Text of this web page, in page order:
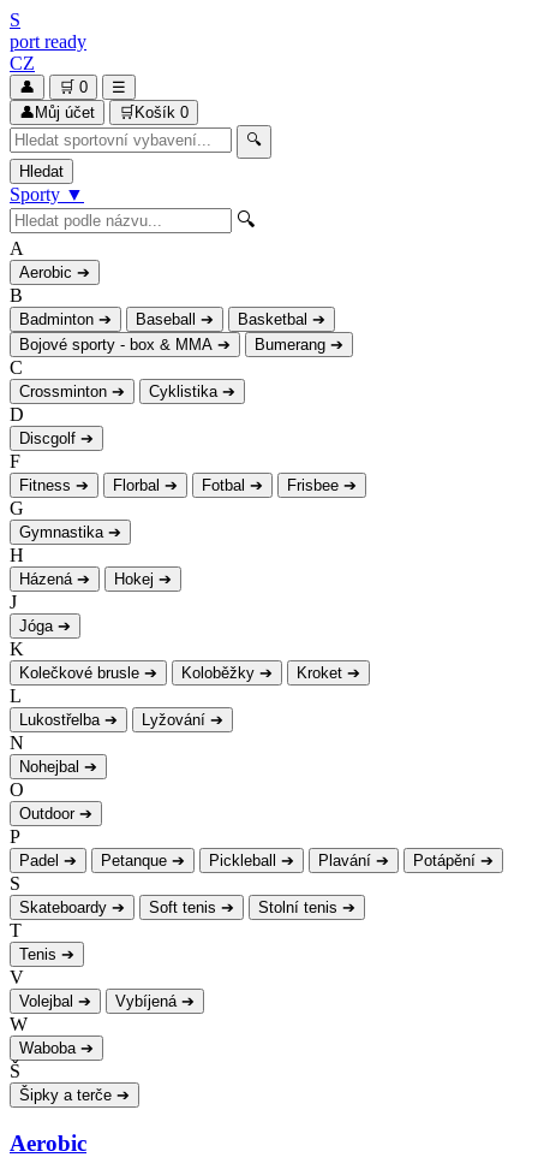
S
port ready
CZ
👤 🛒 0
☰
👤 Můj účet 🛒 Košík 0
🔍
Hledat
Sporty ▼
🔍
A
Aerobic ➔
B
Badminton ➔ Baseball ➔ Basketbal ➔
Bojové sporty - box & MMA ➔ Bumerang ➔
C
Crossminton ➔ Cyklistika ➔
D
Discgolf ➔
F
Fitness ➔ Florbal ➔ Fotbal ➔ Frisbee ➔
G
Gymnastika ➔
H
Házená ➔ Hokej ➔
J
Jóga ➔
K
Kolečkové brusle ➔ Koloběžky ➔ Kroket ➔
L
Lukostřelba ➔ Lyžování ➔
N
Nohejbal ➔
O
Outdoor ➔
P
Padel ➔ Petanque ➔ Pickleball ➔ Plavání ➔ Potápění ➔
S
Skateboardy ➔ Soft tenis ➔ Stolní tenis ➔
T
Tenis ➔
V
Volejbal ➔ Vybíjená ➔
W
Waboba ➔
Š
Šipky a terče ➔
Aerobic